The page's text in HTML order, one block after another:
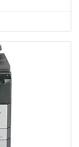
mạng, bộ tự đ..